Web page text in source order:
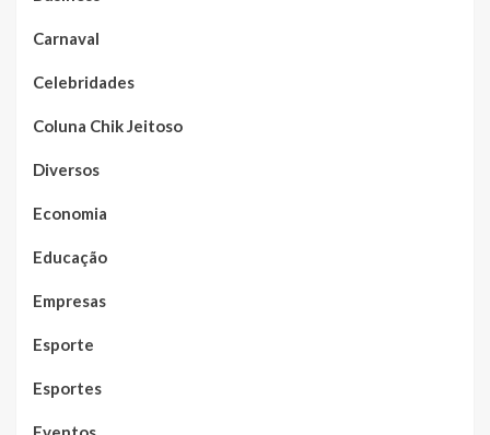
Carnaval
Celebridades
Coluna Chik Jeitoso
Diversos
Economia
Educação
Empresas
Esporte
Esportes